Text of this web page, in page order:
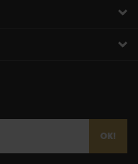
OK!